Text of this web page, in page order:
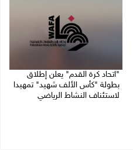
"اتحاد كرة القدم" يعلن إطلاق
بطولة "كأس الألف شهيد" تمهيدا
لاستئناف النشاط الرياضي